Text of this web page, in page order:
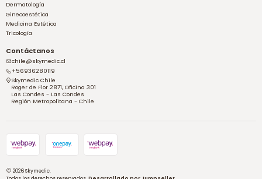
Dermatología
Ginecoestética
Medicina Estética
Tricología
Contáctanos
chile@skymedic.cl
+56936280119
Skymedic Chile
Roger de Flor 2871, Oficina 301
Las Condes - Las Condes
Región Metropolitana - Chile
2026 Skymedic.